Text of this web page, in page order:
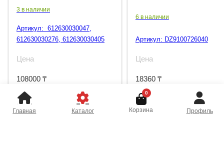
3 в наличии
Артикул: 612630030047,
612630030276, 612630030405
Цена
108000 ₸
6 в наличии
Артикул: DZ9100726040
Цена
18360 ₸
Главная Каталог
0
Корзина Профиль